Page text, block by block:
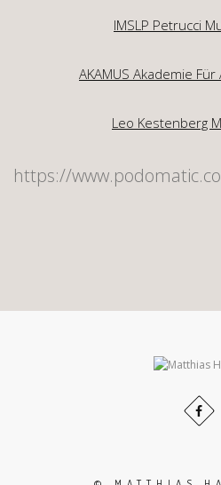
IMSLP Petrucci
AKAMUS Akademie
Leo Kestenberg
https://